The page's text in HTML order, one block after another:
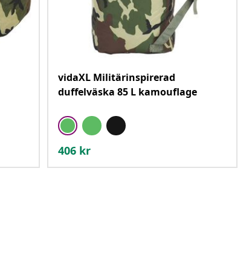
vidaXL Militärinspirerad
duffelväska 85 L kamouflage
406 kr